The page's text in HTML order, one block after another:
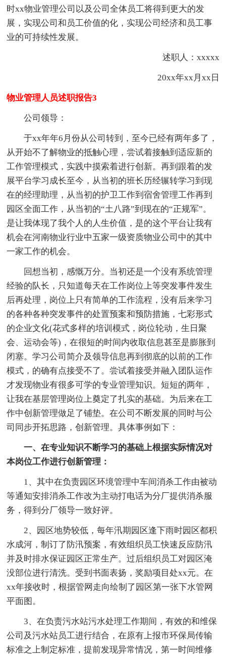
时xx物业管理公司以及公司全体员工将得到更大的发
展，实现公司和员工价值的化，实现公司经济和员工事
业的可持续性发展。
述职人：xxxxx
20xx年xx月xx日
物业管理人员述职报告3
公司领导：
于xx年年6月份从公司转到，至今已经有两年多了，
从开始不了解物业的抵触心理，尝试着接触到适应新的
工作管理模式，实践中摸索着进行创新。再到跟着的发
展平台学习成长至今，从当初的班长历经辗转学习到现
在的经理助理，从当初的护卫工作到宿舍管理工作再到
园区全面工作，从当初的“土八路”到现在的“正规军”。
是让我体现了我个人的人生价值，是的这个平台让我有
机会在河南物业行业中五家一级资质物业公司中的其中
一家工作的机会。
回想当初，感慨万分。当初还是一个没有系统管理
经验的队长，只知道每天在工作岗位上等突发事件发生
后再处理，岗位上只有简单的工作流程，没有后来学习
的各种各种突发事件的处置预案和预防措施，七彩形式
的企业文化(花式多样的培训模式，岗位轮动，生日聚
会、运动会等)，在很短的时间内收取信息甚至是膨胀到
闭塞。学习公司简介及领导信息再到彻底的以前的工作
模式，的确有点接受不了。尝试着接受并融入团队运作
才发现物业有很多可学的专业管理知识。短短的两年，
让我在基层管理岗位上奠定了扎实的基础。为后来在工
作中创新管理做足了铺垫。在公司不断发展的同时与公
司同步开拓思路，创新管理。具体事例如下：
一、在专业知识不断学习的基础上根据实际情况对
本岗位工作进行创新管理：
1、其中在负责园区环境管理中车间消杀工作由被动
等通知安排消杀工作改为主动打电话为分厂提供消杀服
务，得到分厂领导一致好评。
2、园区地势较低，每年汛期园区逢下雨时园区都积
水成河，制订了防汛预案，有效组织员工快速反应防汛
并及时排水保证园区正常生产。过后组织员工对园区淹
没部位进行清洗。受到书面表扬，奖励项目处xx元。在
xx年接收时，根据管网走向绘制了园区第一张下水管网
平面图。
3、在负责污水站污水处理工作期间，有效的和维保
公司及污水站员工进行结合，在原有上报市环保局传输
标准之上制定标准，提前发现异常情况，第一时间维修